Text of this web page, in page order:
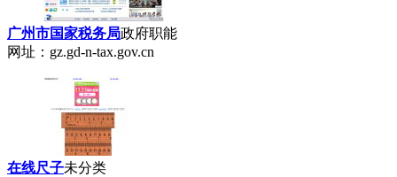
广州市国家税务局政府职能
网址：gz.gd-n-tax.gov.cn
在线尺子未分类